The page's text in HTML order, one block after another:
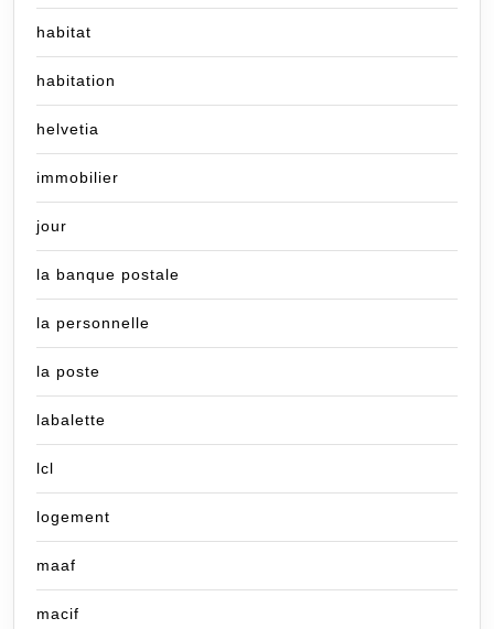
habitat
habitation
helvetia
immobilier
jour
la banque postale
la personnelle
la poste
labalette
lcl
logement
maaf
macif